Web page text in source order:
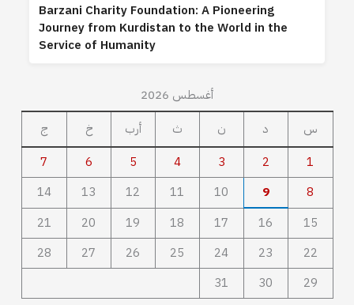
Barzani Charity Foundation: A Pioneering
Journey from Kurdistan to the World in the
Service of Humanity
أغسطس 2026
س
د ن ث أرب خ
ج
1
2
3
4
5
6
7
8
9
10
11
12
13
14
15
16
17
18
19
20
21
22
23
24
25
26
27
28
29
30
31